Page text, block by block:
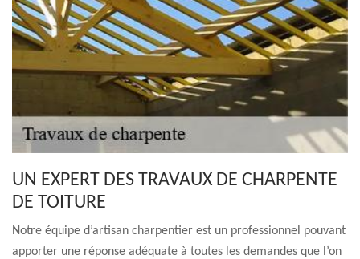
UN EXPERT DES TRAVAUX DE CHARPENTE
DE TOITURE
Notre équipe d’artisan charpentier est un professionnel pouvant
apporter une réponse adéquate à toutes les demandes que l’on